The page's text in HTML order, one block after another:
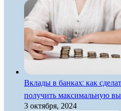
Вклады в банках: как
получить максимальную
3 октября, 2024